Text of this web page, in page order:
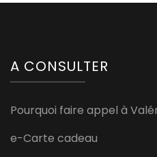
A CONSULTER
Pourquoi faire appel à
e-Carte cadeau